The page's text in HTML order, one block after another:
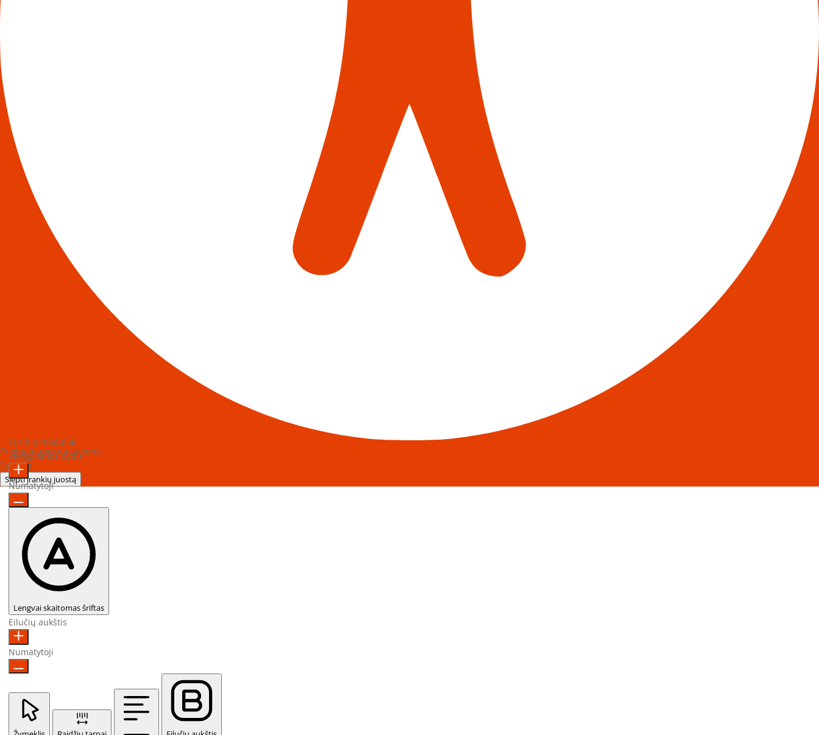
Prieinamumo nustatymai
Sukurta
Slėpti įrankių juostą
Turinio moduliai
Piktogramos dydis
Numatytoji
Lengvai skaitomas šriftas
Eilučių aukštis
Numatytoji